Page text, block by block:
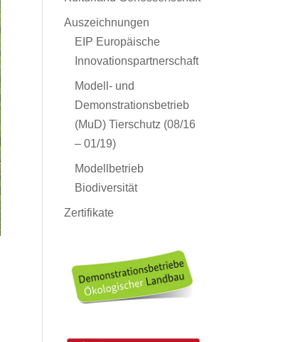
Auszeichnungen
EIP Europäische
Innovationspartnerschaft
Modell- und
Demonstrationsbetrieb
(MuD) Tierschutz (08/16
– 01/19)
Modellbetrieb
Biodiversität
Zertifikate